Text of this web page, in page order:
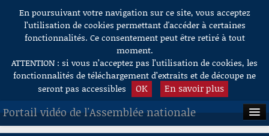
Aller au contenu
En poursuivant votre navigation sur ce site, vous acceptez
l’utilisation de cookies permettant d'accéder à certaines
fonctionnalités. Ce consentement peut être retiré à tout
moment.
ATTENTION : si vous n’acceptez pas l’utilisation de cookies, les
fonctionnalités de téléchargement d’extraits et de découpe ne
seront pas accessibles
OK En savoir plus
Portail vidéo de l'Assemblée nationale